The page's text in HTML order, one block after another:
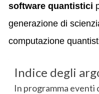
software quantistici
generazione di
computazione
Indice degli
In programma